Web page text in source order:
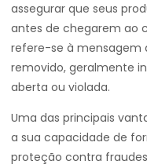
assegurar que seus
antes de chegarem ao
refere-se à mensagem
removido, geralmente
aberta ou violada.
Uma das principais
a sua capacidade de
proteção contra